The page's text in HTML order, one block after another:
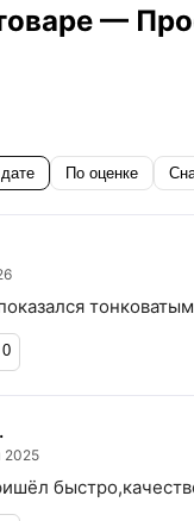
—
По оценке
0
2025